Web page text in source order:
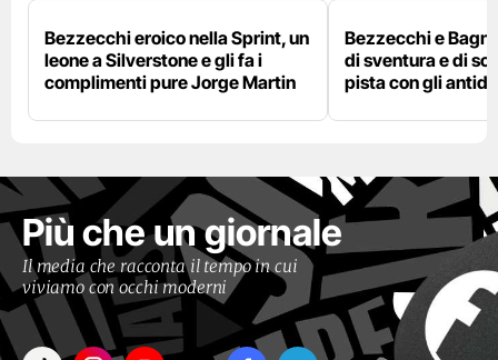
Bezzecchi eroico nella Sprint, un
leone a Silverstone e gli fa i
complimenti pure Jorge Martin
Bezzecchi e
di sventura e di
pista con gli
Più che un giornale
Il media che racconta il tempo in cui
viviamo con occhi moderni